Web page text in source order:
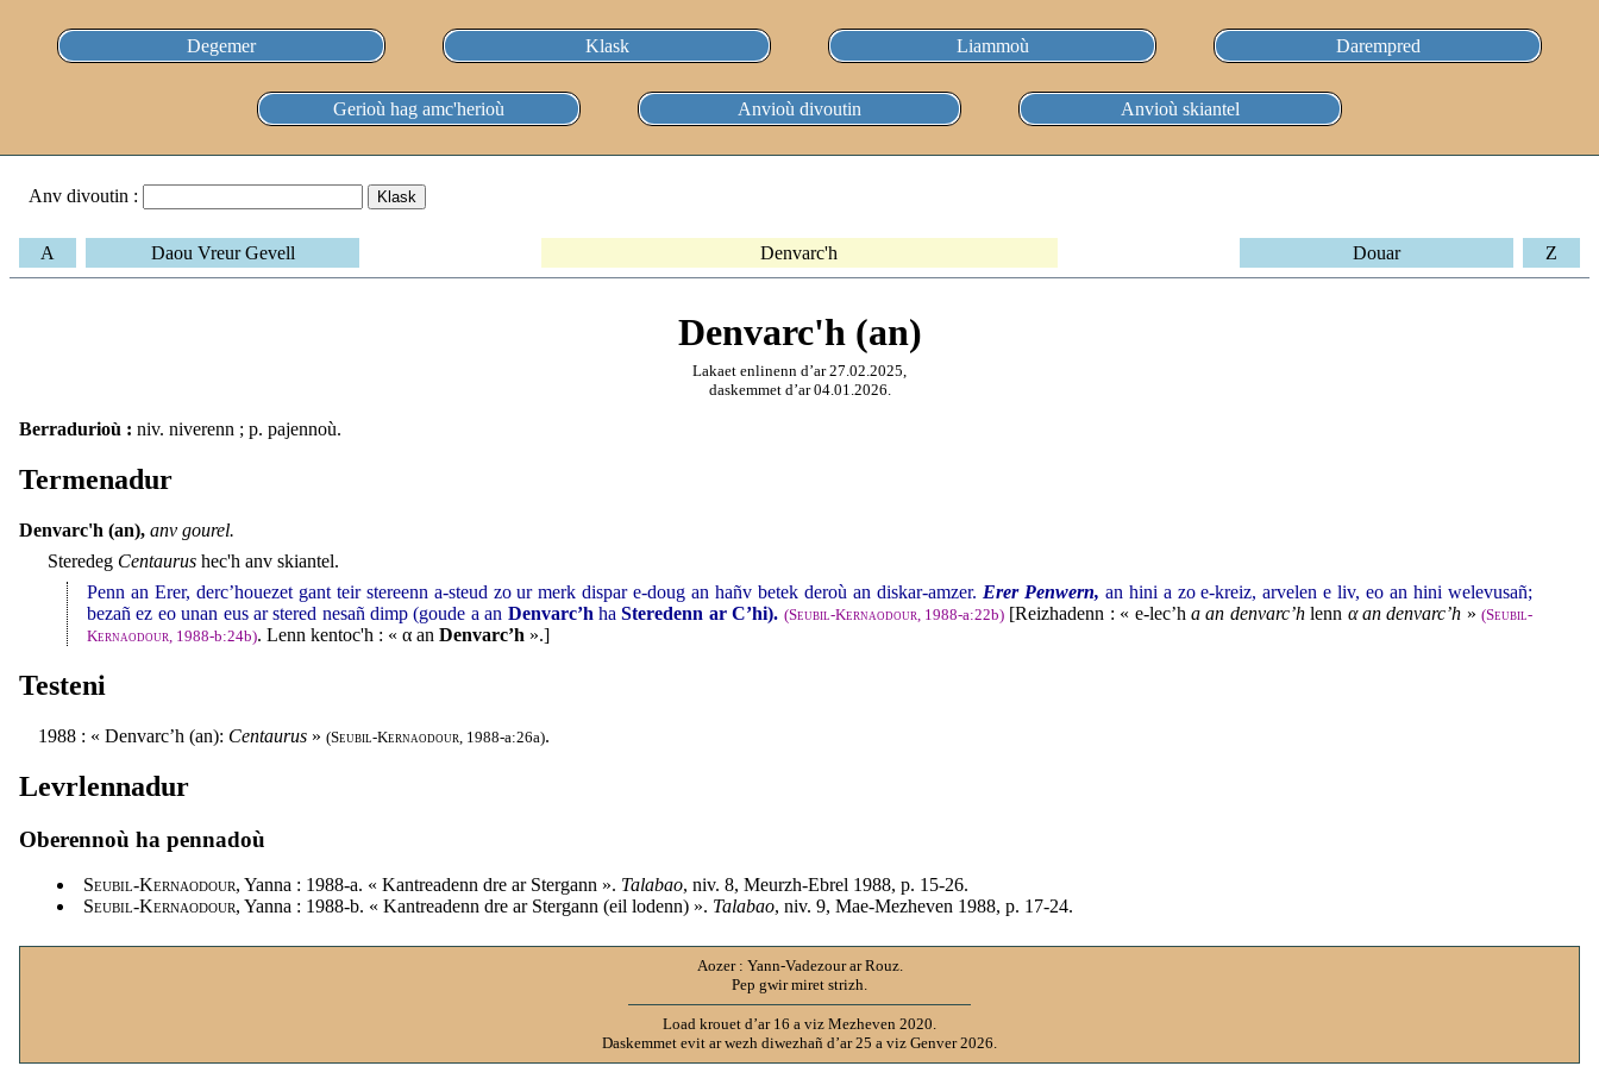
Degemer Klask Liammoù Darempred
Gerioù hag amc'herioù Anvioù divoutin Anvioù skiantel
Anv divoutin :
A Daou Vreur Gevell Denvarc'h Douar Z
Denvarc'h (an)
Lakaet enlinenn d’ar 27.02.2025,
daskemmet d’ar 04.01.2026.
Berradurioù : niv. niverenn ; p. pajennoù.
Termenadur
Denvarc'h (an), anv gourel.
Steredeg Centaurus hec'h anv skiantel.
Penn an Erer, derc’houezet gant teir stereenn a-steud zo ur merk dispar e-doug an hañv betek deroù an diskar-amzer. Erer Penwern, an hini a zo e-kreiz, arvelen e liv, eo an hini welevusañ;
bezañ ez eo unan eus ar stered nesañ dimp (goude a an Denvarc’h haSteredenn ar C’hi). (Seubil-Kernaodour, 1988-a:22b) [Reizhadenn : « e-lec’h a an denvarc’hlenn α an denvarc’h »(Seubil-
Kernaodour, 1988-b:24b). Lenn kentoc'h : « α an Denvarc’h ».]
Testeni
1988 : « Denvarc’h (an): Centaurus » (Seubil-Kernaodour , 1988-a:26a).
Levrlennadur
Oberennoù ha pennadoù
Seubil-Kernaodour, Yanna : 1988-a. « Kantreadenn dre ar Stergann ». Talabao, niv. 8, Meurzh-Ebrel 1988, p. 15-26.
Seubil-Kernaodour, Yanna : 1988-b. « Kantreadenn dre ar Stergann (eil lodenn) ». Talabao, niv. 9, Mae-Mezheven 1988, p. 17-24.
Aozer : Yann-Vadezour ar Rouz.
Pep gwir miret strizh.
Load krouet d’ar 16 a viz Mezheven 2020.
Daskemmet evit ar wezh diwezhañ d’ar 25 a viz Genver 2026.